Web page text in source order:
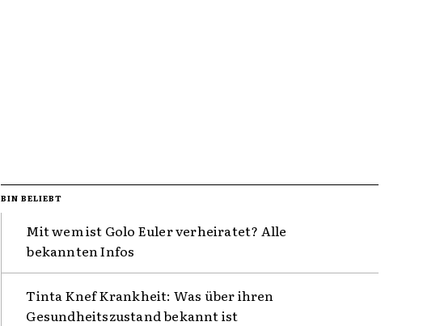
BIN BELIEBT
Mit wem ist Golo Euler verheiratet? Alle
bekannten Infos
Tinta Knef Krankheit: Was über ihren
Gesundheitszustand bekannt ist